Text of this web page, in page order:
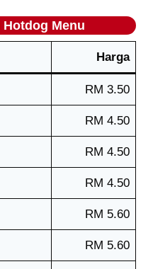
Hotdog Menu
Harga
RM 3.50
RM 4.50
RM 4.50
RM 4.50
RM 5.60
RM 5.60